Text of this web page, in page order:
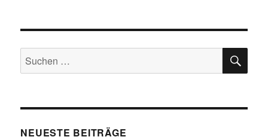
für
Suchen
nach:
NEUESTE BEITRÄGE